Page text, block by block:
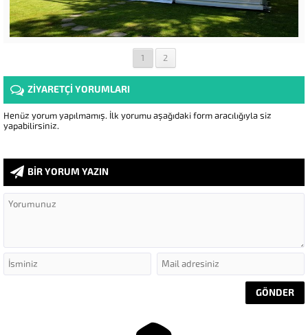
1 2
ZİYARETÇİ YORUMLARI
Henüz yorum yapılmamış. İlk yorumu aşağıdaki form aracılığıyla siz
yapabilirsiniz.
BİR YORUM YAZIN